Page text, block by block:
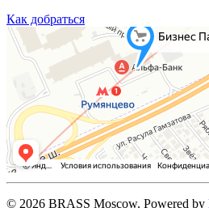
Как добраться
© 2026 BRASS Moscow. Powered by